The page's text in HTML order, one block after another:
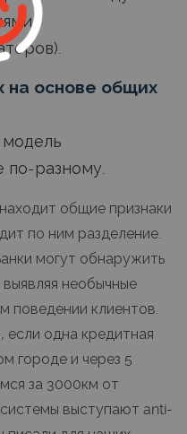
на основе общих
модель
по-разному.
общие признаки
по ним разделение.
могут обнаружить
необычные
поведении клиентов.
если одна кредитная
городе и через 5
за 3000км от
выступают anti-